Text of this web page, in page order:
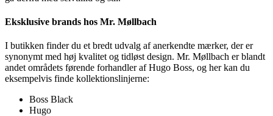
Eksklusive brands hos Mr. Møllbach
I butikken finder du et bredt udvalg af anerkendte mærker, der er
synonymt med høj kvalitet og tidløst design. Mr. Møllbach er blandt
andet områdets førende forhandler af Hugo Boss, og her kan du
eksempelvis finde kollektionslinjerne:
Boss Black
Hugo